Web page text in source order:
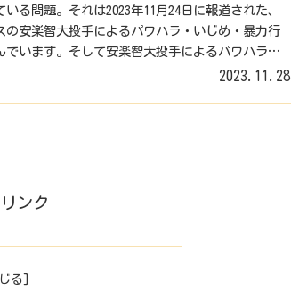
る問題。それは2023年11月24日に報道された、
の安楽智大投手によるパワハラ・いじめ・暴力行
でいます。そして安楽智大投手によるパワハラ問
2023.11.28
ンク